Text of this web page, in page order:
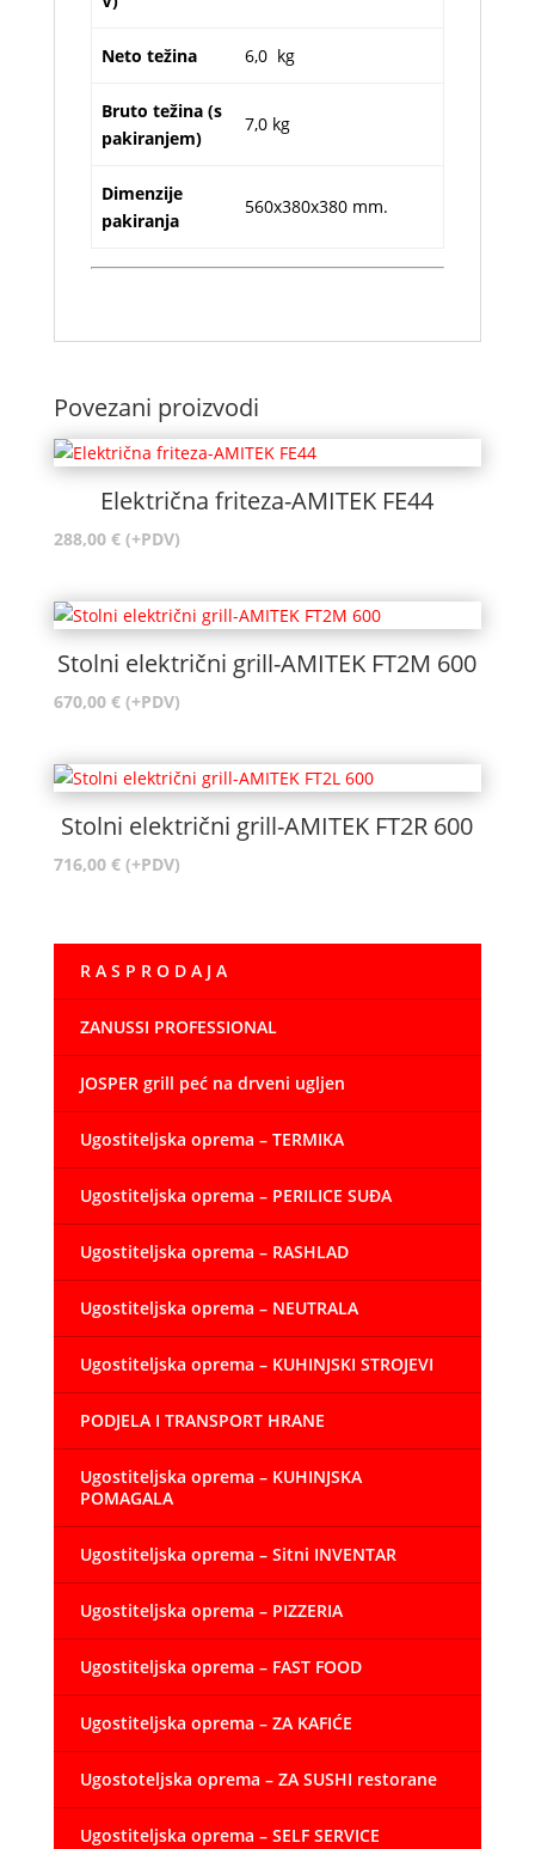
Neto težina 6,0 kg
Bruto težina (s
pakiranjem)
7,0 kg
Dimenzije
pakiranja
560x380x380 mm.
Povezani proizvodi
Električna friteza-AMITEK FE44
288,00 € (+PDV)
Stolni električni grill-AMITEK FT2M 600
670,00 € (+PDV)
Stolni električni grill-AMITEK FT2R 600
716,00 € (+PDV)
R A S P R O D A J A
ZANUSSI PROFESSIONAL
JOSPER grill peć na drveni ugljen
Ugostiteljska oprema – TERMIKA
Ugostiteljska oprema – PERILICE SUĐA
Ugostiteljska oprema – RASHLAD
Ugostiteljska oprema – NEUTRALA
Ugostiteljska oprema – KUHINJSKI STROJEVI
PODJELA I TRANSPORT HRANE
Ugostiteljska oprema – KUHINJSKA
POMAGALA
Ugostiteljska oprema – Sitni INVENTAR
Ugostiteljska oprema – PIZZERIA
Ugostiteljska oprema – FAST FOOD
Ugostiteljska oprema – ZA KAFIĆE
Ugostoteljska oprema – ZA SUSHI restorane
Ugostiteljska oprema – SELF SERVICE